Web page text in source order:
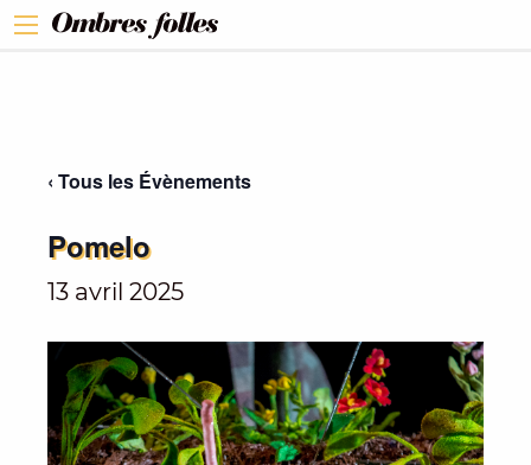
‹ Tous les Évènements
Pomelo
13 avril 2025